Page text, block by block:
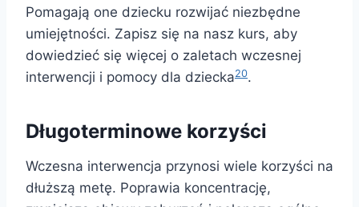
Pomagają one dziecku rozwijać niezbędne
umiejętności. Zapisz się na nasz kurs, aby
dowiedzieć się więcej o zaletach wczesnej
interwencji i pomocy dla dziecka20.
Długoterminowe korzyści
Wczesna interwencja przynosi wiele korzyści na
dłuższą metę. Poprawia koncentrację,